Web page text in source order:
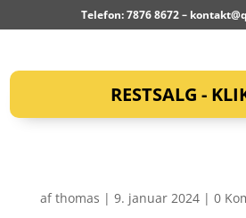
Telefon: 7876 8672 –
RESTSALG -
afthomas | 9. januar 2024| 0